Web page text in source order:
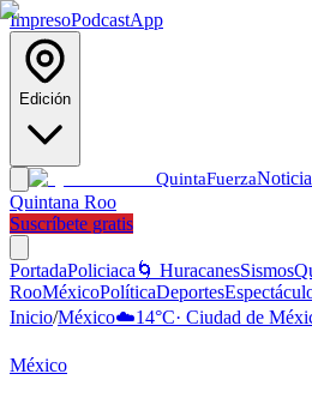
ImpresoPodcastApp
Edición
QuintaFuerza
Quintana Roo
Suscríbete gratis
PortadaPoliciaca 🌀 HuracanesSismos
RooMéxicoPolíticaDeportes
Inicio/México☁️14°C· Ciudad de
México